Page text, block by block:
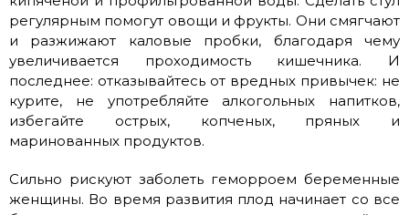
регулярным помогут овощи и фрукты. Они смягчают
и разжижают каловые пробки, благодаря чему
увеличивается проходимость кишечника. И
последнее: отказывайтесь от вредных привычек: не
курите, не употребляйте алкогольных напитков,
избегайте острых, копченых, пряных и
маринованных продуктов.
Сильно рискуют заболеть геморроем беременные
женщины. Во время развития плод начинает со все